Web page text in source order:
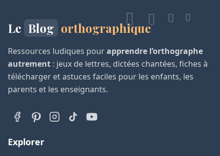
Le Blog orthographique
Ressources ludiques pourapprendre l’orthographe
autrement : jeux de lettres, dictées chantées, fiches à
télécharger et astuces faciles pour les enfants, les
parents et les enseignants.
Explorer